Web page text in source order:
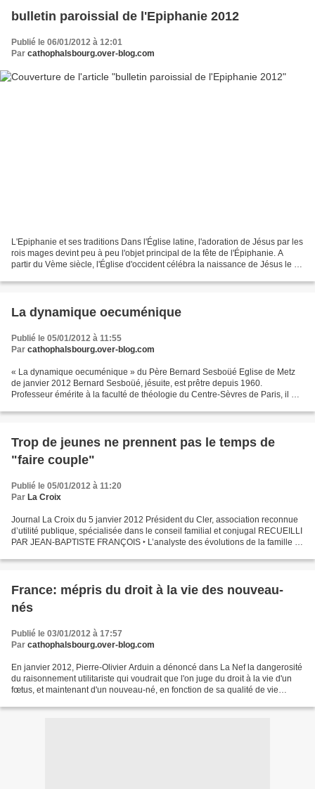
bulletin paroissial de l'Epiphanie 2012
Publié le 06/01/2012 à 12:01
Par cathophalsbourg.over-blog.com
L'Epiphanie et ses traditions Dans l'Église latine, l'adoration de Jésus par les
rois mages devint peu à peu l'objet principal de la fête de l'Épiphanie. A
partir du Vème siècle, l'Église d'occident célébra la naissance de Jésus le 25
La dynamique oecuménique
Publié le 05/01/2012 à 11:55
Par cathophalsbourg.over-blog.com
« La dynamique oecuménique » du Père Bernard Sesboüé Eglise de Metz
de janvier 2012 Bernard Sesboüé, jésuite, est prêtre depuis 1960.
Professeur émérite à la faculté de théologie du Centre-Sèvres de Paris, il est
Trop de jeunes ne prennent pas le temps de
"faire couple"
Publié le 05/01/2012 à 11:20
Par La Croix
Journal La Croix du 5 janvier 2012 Président du Cler, association reconnue
d’utilité publique, spécialisée dans le conseil familial et conjugal RECUEILLI
PAR JEAN-BAPTISTE FRANÇOIS ‣ L’analyste des évolutions de la famille et
France: mépris du droit à la vie des nouveau-
nés
Publié le 03/01/2012 à 17:57
Par cathophalsbourg.over-blog.com
En janvier 2012, Pierre-Olivier Arduin a dénoncé dans La Nef la dangerosité
du raisonnement utilitariste qui voudrait que l'on juge du droit à la vie d'un
fœtus, et maintenant d'un nouveau-né, en fonction de sa qualité de vie